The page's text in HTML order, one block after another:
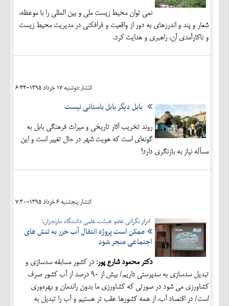
نمی توان محیط زیست ملی و بین المللی را با موعظه،
شعار و پند و اندرزهای به دور از واقعیت و فرافکنی در مدیریت محیط زیست
و ناکارآمدی آن، راهبری و هدایت کرد.
انتشار:دوشنبه 17 خرداد 1395-6:44
بابل دیگر بابل باستانی نیست
روند تخریب آثار تاریخی و میراث فرهنگی بابل به
گونه‌ای است که هویت شهر در حال تغییر است و این
مسأله نیاز به بازنگری دارد!
انتشار:پنجشنبه 6 خرداد 1395-7:30
ابراز نگرانی عضو هیئت علمی دانشگاه مازندران؛
ممکن است پروژه انتقال آب خزر به تنش های
اجتماعی منجر شود
دکتر محمود شارع پور: در کشور مسابقه سدسازی و
تبدیل سدسازی به سدپرستی داریم/ بیش از 90 درصد از آب کشور صرف
کشاورزی می شود در صورتی که کشاورزی ما بدون راندمان و بهره‌وری
است/ در اقتصاد آب، از همه کشورها عقب تر هستیم و آب را تبدیل به